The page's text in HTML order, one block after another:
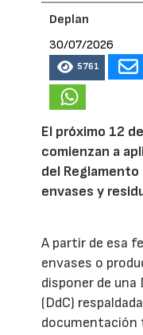
Deplan
30/07/2026
5761
El próximo 12
comienzan a
del
envases y
A partir de esa
envases o
disponer de
(DdC)
documentación